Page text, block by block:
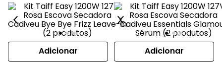
Adicionar Adicionar